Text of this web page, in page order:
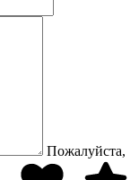
Пожалуйста,